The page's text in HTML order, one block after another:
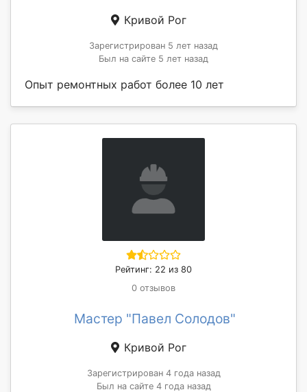
Кривой Рог
Зарегистрирован 5 лет назад
Был на сайте 5 лет назад
Опыт ремонтных работ более 10 лет
Рейтинг: 22 из 80
0 отзывов
Мастер "Павел Солодов"
Кривой Рог
Зарегистрирован 4 года назад
Был на сайте 4 года назад